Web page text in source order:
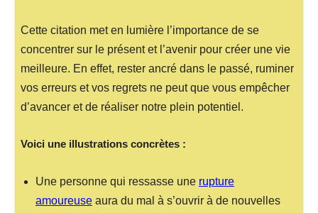
Cette citation met en lumière l’importance de se
concentrer sur le présent et l’avenir pour créer une vie
meilleure. En effet, rester ancré dans le passé, ruminer
vos erreurs et vos regrets ne peut que vous empêcher
d’avancer et de réaliser notre plein potentiel.
Voici une illustrations concrètes :
Une personne qui ressasse une rupture
amoureuse aura du mal à s’ouvrir à de nouvelles